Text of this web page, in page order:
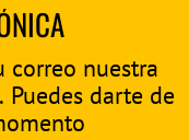
correo nuestra
darte de